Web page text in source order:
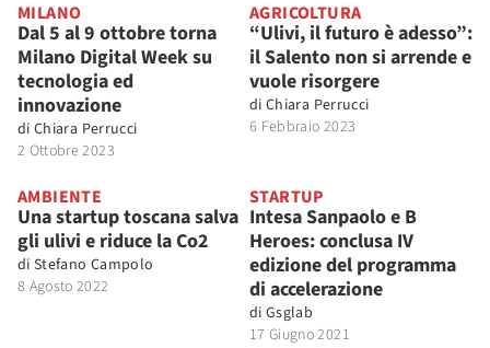
MILANO
Dal 5 al 9 ottobre torna
Milano Digital Week su
tecnologia ed
innovazione
di Chiara Perrucci
2 Ottobre 2023
AGRICOLTURA
“Ulivi, il futuro è adesso”:
il Salento non si arrende e
vuole risorgere
di Chiara Perrucci
6 Febbraio 2023
AMBIENTE
Una startup toscana salva
gli ulivi e riduce la Co2
di Stefano Campolo
8 Agosto 2022
STARTUP
Intesa Sanpaolo e B
Heroes: conclusa IV
edizione del programma
di accelerazione
di Gsglab
17 Giugno 2021